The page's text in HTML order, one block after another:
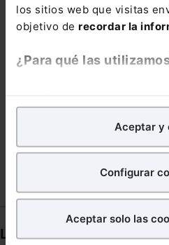
los sitios web que visitas
objetivo de recordar la
¿Para qué las
analíticospara tratar de
nuestra página web.
para poder mostrarte
¿Qué puedes hacer?
Aceptar y
Configurar
Aceptar solo las
ROOMBA SUBRAYA
URBANISMO VALENCIANO DE
VIGILANCIA DE LAS
Links directos